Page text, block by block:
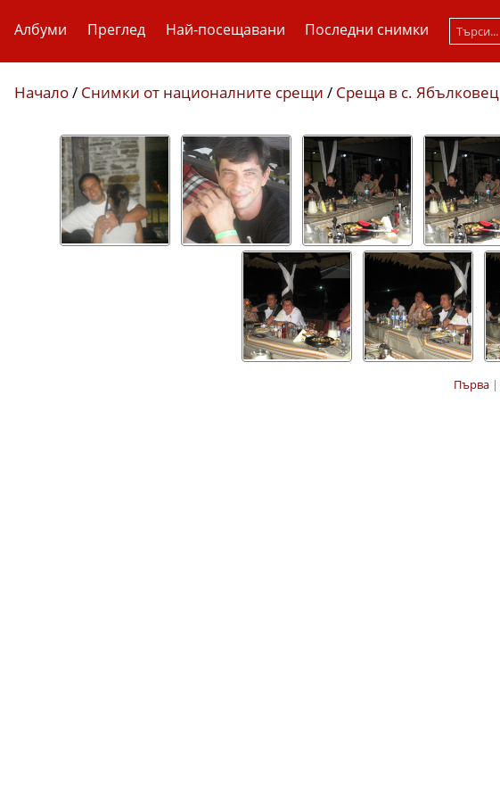
Албуми Преглед Най-посещавани Последни снимки
Начало/ Снимки от националните срещи / Среща в с. Ябълковец
Първа |